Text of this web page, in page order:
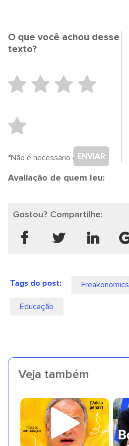
O que você achou desse
texto?
ENVIAR
*Não é necessário cadastro.
Avaliação de quem leu:
Gostou? Compartilhe:
Tags do post: Freakonomics
Educação
Veja também